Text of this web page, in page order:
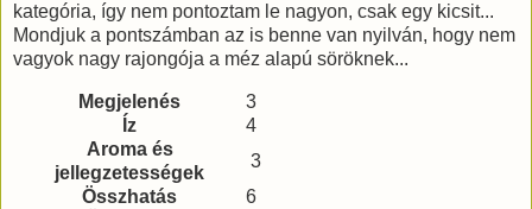
kategória, így nem pontoztam le nagyon, csak egy kicsit...
Mondjuk a pontszámban az is benne van nyilván, hogy nem
vagyok nagy rajongója a méz alapú söröknek...
Megjelenés
3
Íz
4
Aroma és
jellegzetességek
3
Összhatás
6